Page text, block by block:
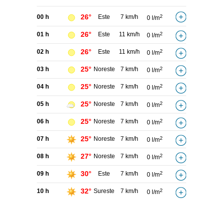
00 h 26° Este 7 km/h 0 l/m2
01 h 26° Este 11 km/h 0 l/m2
02 h 26° Este 11 km/h 0 l/m2
03 h 25° Noreste 7 km/h 0 l/m2
04 h 25° Noreste 7 km/h 0 l/m2
05 h 25° Noreste 7 km/h 0 l/m2
06 h 25° Noreste 7 km/h 0 l/m2
07 h 25° Noreste 7 km/h 0 l/m2
08 h 27° Noreste 7 km/h 0 l/m2
09 h 30° Este 7 km/h 0 l/m2
10 h 32° Sureste 7 km/h 0 l/m2